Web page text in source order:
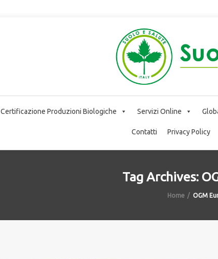
Certificazione Produzioni Biologiche Servizi Online
Contatti Privacy Policy
Tag Archives:
Home OGM